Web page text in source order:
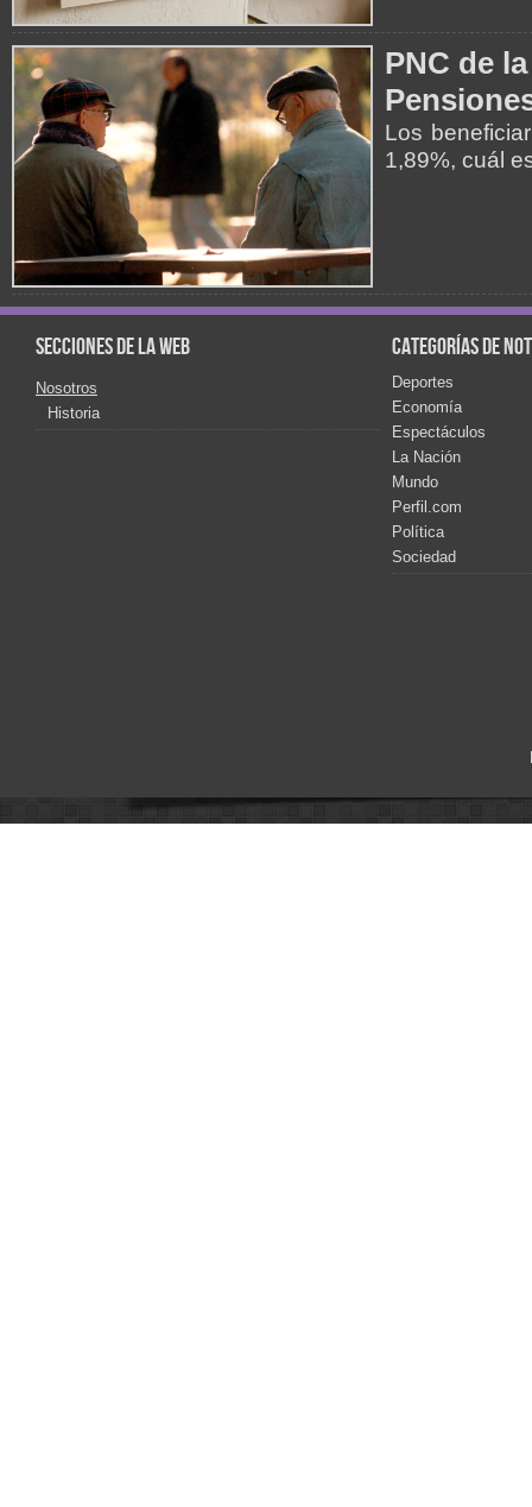
PNC de
Los
1,89%, cuál
Secciones de la web
Nosotros
Historia
Categorías de
Deportes
Economía
Espectáculos
La Nación
Mundo
Perfil.com
Política
Sociedad